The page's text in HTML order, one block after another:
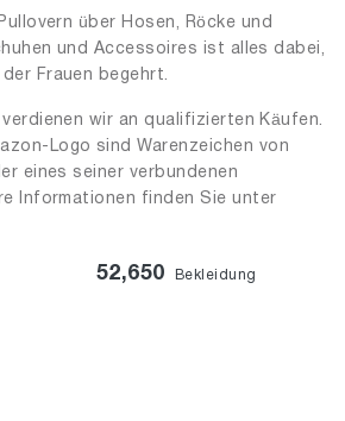
über Hosen, Röcke und
und Accessoires ist alles dabei,
Frauen begehrt.
wir an qualifizierten Käufen.
Logo sind Warenzeichen von
eines seiner verbundenen
Informationen finden Sie unter
52,650 Bekleidung